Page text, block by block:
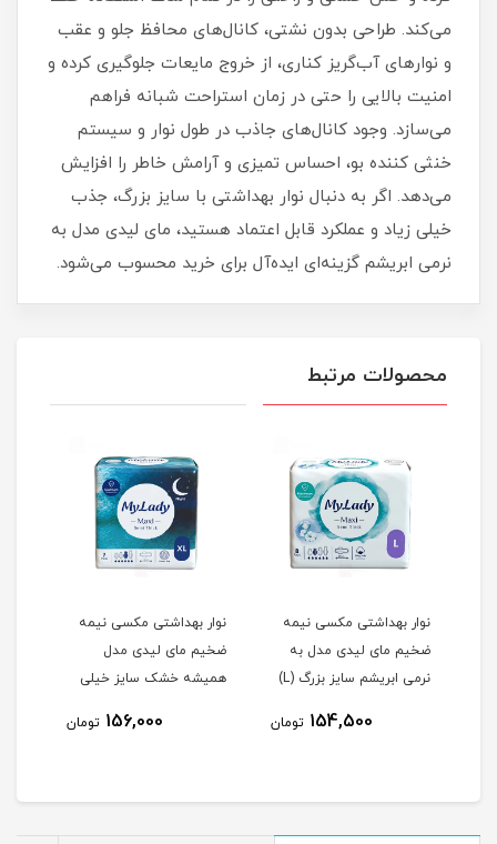
می‌کند. طراحی بدون نشتی، کانال‌های محافظ جلو و عقب
و نوارهای آب‌گریز کناری، از خروج مایعات جلوگیری کرده و
امنیت بالایی را حتی در زمان استراحت شبانه فراهم
می‌سازد. وجود کانال‌های جاذب در طول نوار و سیستم
خنثی کننده بو، احساس تمیزی و آرامش خاطر را افزایش
می‌دهد. اگر به دنبال نوار بهداشتی با سایز بزرگ، جذب
خیلی زیاد و عملکرد قابل اعتماد هستید، مای لیدی مدل به
نرمی ابریشم گزینه‌ای ایده‌آل برای خرید محسوب می‌شود.
محصولات مرتبط
نوار بهداشتی مکسی نیمه
ضخیم مای لیدی مدل به
نرمی ابریشم سایز بزرگ (L)
154,500 تومان
نوار بهداشتی مکسی نیمه
ضخیم مای لیدی مدل
همیشه خشک سایز خیلی
156,000 تومان